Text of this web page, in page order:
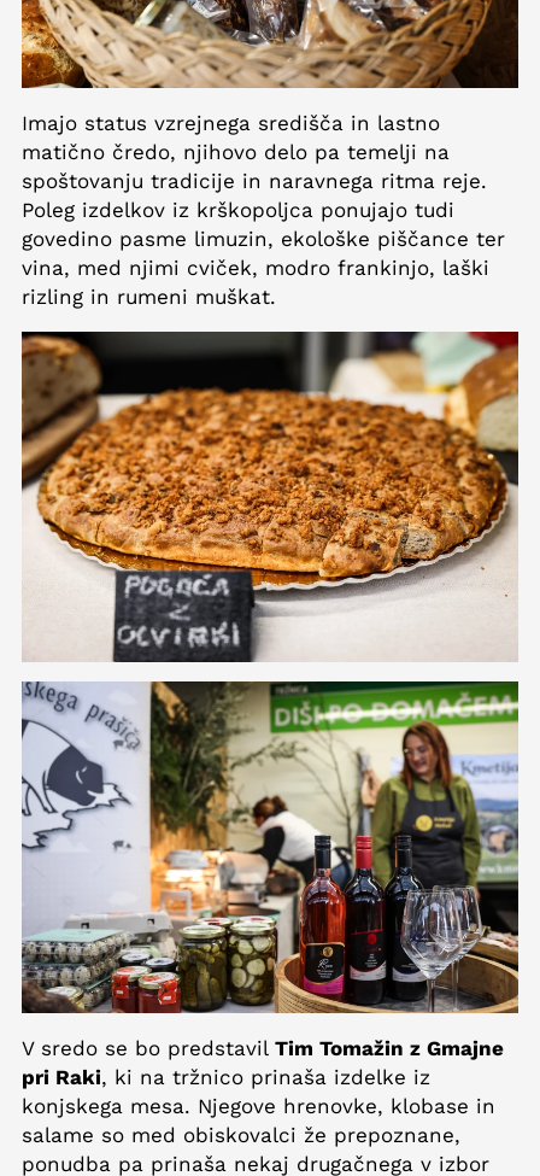
Imajo status vzrejnega središča in lastno
matično čredo, njihovo delo pa temelji na
spoštovanju tradicije in naravnega ritma reje.
Poleg izdelkov iz krškopoljca ponujajo tudi
govedino pasme limuzin, ekološke piščance ter
vina, med njimi cviček, modro frankinjo, laški
rizling in rumeni muškat.
V sredo se bo predstavil Tim Tomažin z Gmajne
pri Raki, ki na tržnico prinaša izdelke iz
konjskega mesa. Njegove hrenovke, klobase in
salame so med obiskovalci že prepoznane,
ponudba pa prinaša nekaj drugačnega v izbor